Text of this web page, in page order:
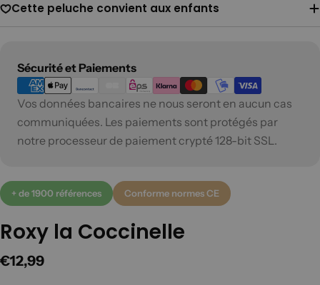
Cette peluche convient aux enfants
Sécurité et Paiements
Modes
de
paiement
Vos données bancaires ne nous seront en aucun cas
communiquées. Les paiements sont protégés par
notre processeur de paiement crypté 128-bit SSL.
+ de 1900 références Conforme normes CE
Roxy la Coccinelle
Prix
€12,99